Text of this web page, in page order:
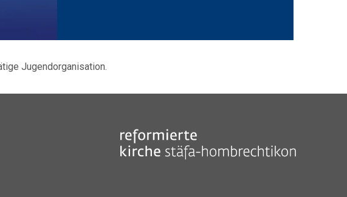
Jugendorganisation.